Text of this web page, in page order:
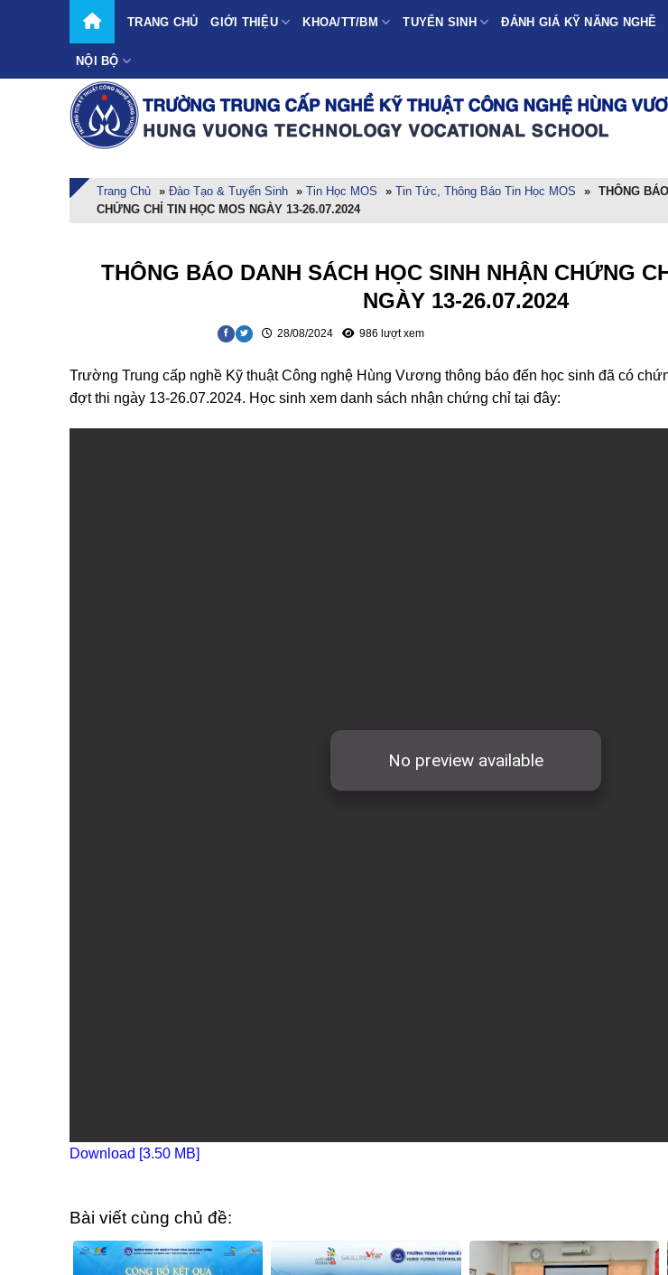
TRANG CHỦ GIỚI THIỆU KHOA/TT/BM TUYỂN SINH ĐÁNH GIÁ KỸ NĂNG NGHỀ
NỘI BỘ
Trang Chủ » Đào Tạo & Tuyển Sinh » Tin Học MOS » Tin Tức, Thông Báo Tin Học MOS » THÔNG
CHỨNG CHỈ TIN HỌC MOS NGÀY 13-26.07.2024
THÔNG BÁO DANH SÁCH HỌC SINH NHẬN CHỨNG
NGÀY 13-26.07.2024
28/08/2024 986 lượt xem
Trường Trung cấp nghề Kỹ thuật Công nghệ Hùng Vương thông báo đến học sinh đã có
đợt thi ngày 13-26.07.2024. Học sinh xem danh sách nhận chứng chỉ tại đây:
Download [3.50 MB]
Bài viết cùng chủ đề: